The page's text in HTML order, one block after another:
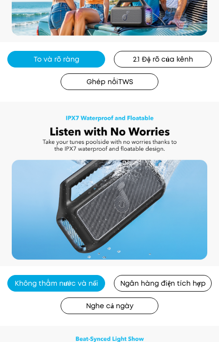
To và rõ ràng 2.1 Độ rõ của kênh
Ghép nốiTWS
Không thấm nước và nổi Ngân hàng điện tích hợp
Nghe cả ngày